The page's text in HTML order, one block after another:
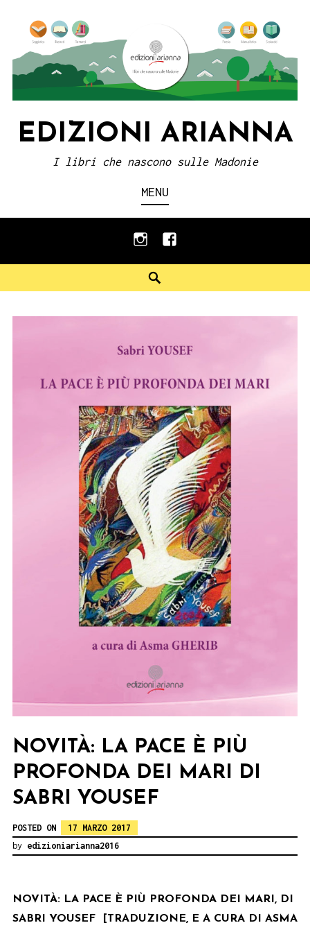
content
EDIZIONI ARIANNA
I libri che nascono sulle Madonie
MENU
instagramfacebook
NOVITÀ: LA PACE È PIÙ
PROFONDA DEI MARI DI
SABRI YOUSEF
POSTED ON
17 MARZO 2017
by edizioniarianna2016
NOVITÀ: LA PACE È PIÙ PROFONDA DEI MARI, DI
SABRI YOUSEF [ TRADUZIONE, E A CURA DI ASMA